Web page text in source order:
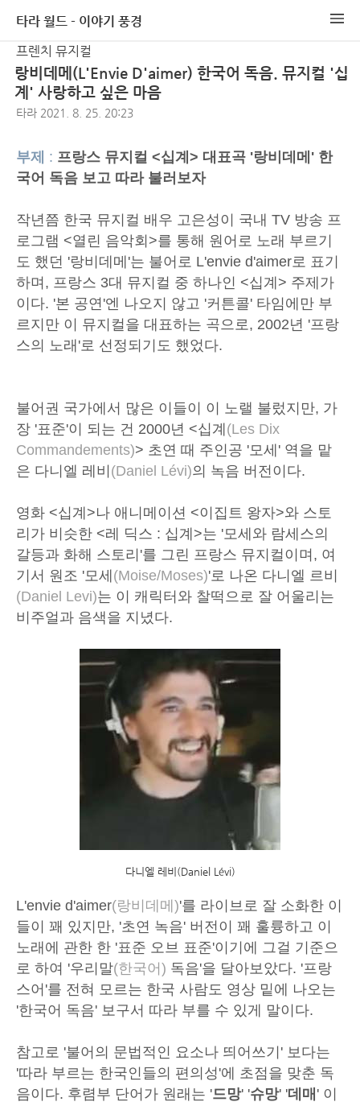
타라 월드 - 이야기 풍경
프렌치 뮤지컬
랑비데메(L'Envie D'aimer) 한국어 독음. 뮤지컬 '십
계' 사랑하고 싶은 마음
타라 2021. 8. 25. 20:23
부제 : 프랑스 뮤지컬 <십계> 대표곡 '랑비데메' 한
국어 독음 보고 따라 불러보자
작년쯤 한국 뮤지컬 배우 고은성이 국내 TV 방송 프
로그램 <열린 음악회>를 통해 원어로 노래 부르기
도 했던 '랑비데메'는 불어로 L'envie d'aimer로 표기
하며, 프랑스 3대 뮤지컬 중 하나인 <십계> 주제가
이다. '본 공연'엔 나오지 않고 '커튼콜' 타임에만 부
르지만 이 뮤지컬을 대표하는 곡으로, 2002년 '프랑
스의 노래'로 선정되기도 했었다.
불어권 국가에서 많은 이들이 이 노랠 불렀지만, 가
장 '표준'이 되는 건 2000년 <십계 (Les Dix
Commandements)> 초연 때 주인공 '모세' 역을 맡
은 다니엘 레비 (Daniel Lévi)의 녹음 버전이다.
영화 <십계>나 애니메이션 <이집트 왕자>와 스토
리가 비슷한 <레 딕스 : 십계>는 '모세와 람세스의
갈등과 화해 스토리'를 그린 프랑스 뮤지컬이며, 여
기서 원조 '모세 (Moise/Moses)'로 나온 다니엘 르비
(Daniel Levi)는 이 캐릭터와 찰떡으로 잘 어울리는
비주얼과 음색을 지녔다.
다니엘 레비(Daniel Lévi)
L'envie d'aimer(랑비데메)'를 라이브로 잘 소화한 이
들이 꽤 있지만, '초연 녹음' 버전이 꽤 훌륭하고 이
노래에 관한 한 '표준 오브 표준'이기에 그걸 기준으
로 하여 '우리말(한국어) 독음'을 달아보았다. '프랑
스어'를 전혀 모르는 한국 사람도 영상 밑에 나오는
'한국어 독음' 보구서 따라 부를 수 있게 말이다.
참고로 '불어의 문법적인 요소나 띄어쓰기' 보다는
'따라 부르는 한국인들의 편의성'에 초점을 맞춘 독
음이다. 후렴부 단어가 원래는 '드망' '슈망' '데매 ' 이